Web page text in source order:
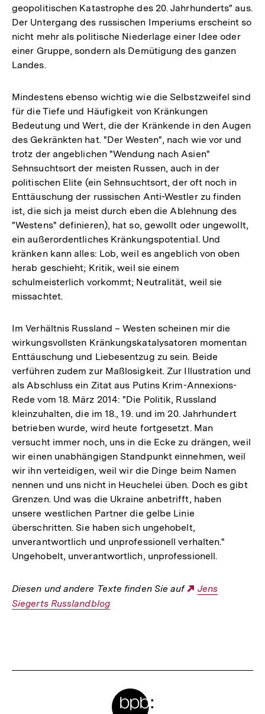
geopolitischen Katastrophe des 20. Jahrhunderts" aus.
Der Untergang des russischen Imperiums erscheint so
nicht mehr als politische Niederlage einer Idee oder
einer Gruppe, sondern als Demütigung des ganzen
Landes.
Mindestens ebenso wichtig wie die Selbstzweifel sind
für die Tiefe und Häufigkeit von Kränkungen
Bedeutung und Wert, die der Kränkende in den Augen
des Gekränkten hat. "Der Westen", nach wie vor und
trotz der angeblichen "Wendung nach Asien"
Sehnsuchtsort der meisten Russen, auch in der
politischen Elite (ein Sehnsuchtsort, der oft noch in
Enttäuschung der russischen Anti-Westler zu finden
ist, die sich ja meist durch eben die Ablehnung des
"Westens" definieren), hat so, gewollt oder ungewollt,
ein außerordentliches Kränkungspotential. Und
kränken kann alles: Lob, weil es angeblich von oben
herab geschieht; Kritik, weil sie einem
schulmeisterlich vorkommt; Neutralität, weil sie
missachtet.
Im Verhältnis Russland – Westen scheinen mir die
wirkungsvollsten Kränkungskatalysatoren momentan
Enttäuschung und Liebesentzug zu sein. Beide
verführen zudem zur Maßlosigkeit. Zur Illustration und
als Abschluss ein Zitat aus Putins Krim-Annexions-
Rede vom 18. März 2014: "Die Politik, Russland
kleinzuhalten, die im 18., 19. und im 20. Jahrhundert
betrieben wurde, wird heute fortgesetzt. Man
versucht immer noch, uns in die Ecke zu drängen, weil
wir einen unabhängigen Standpunkt einnehmen, weil
wir ihn verteidigen, weil wir die Dinge beim Namen
nennen und uns nicht in Heuchelei üben. Doch es gibt
Grenzen. Und was die Ukraine anbetrifft, haben
unsere westlichen Partner die gelbe Linie
überschritten. Sie haben sich ungehobelt,
unverantwortlich und unprofessionell verhalten."
Ungehobelt, unverantwortlich, unprofessionell.
Diesen und andere Texte finden Sie auf
Externer
Jens
Siegerts Russlandblog